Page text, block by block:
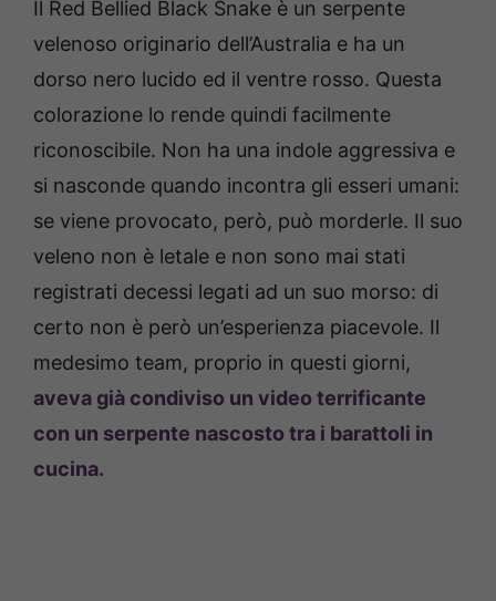
Il Red Bellied Black Snake è un serpente
velenoso originario dell’Australia e ha un
dorso nero lucido ed il ventre rosso. Questa
colorazione lo rende quindi facilmente
riconoscibile. Non ha una indole aggressiva e
si nasconde quando incontra gli esseri umani:
se viene provocato, però, può morderle. Il suo
veleno non è letale e non sono mai stati
registrati decessi legati ad un suo morso: di
certo non è però un’esperienza piacevole. Il
medesimo team, proprio in questi giorni,
aveva già condiviso un video terrificante
con un serpente nascosto tra i barattoli in
cucina.